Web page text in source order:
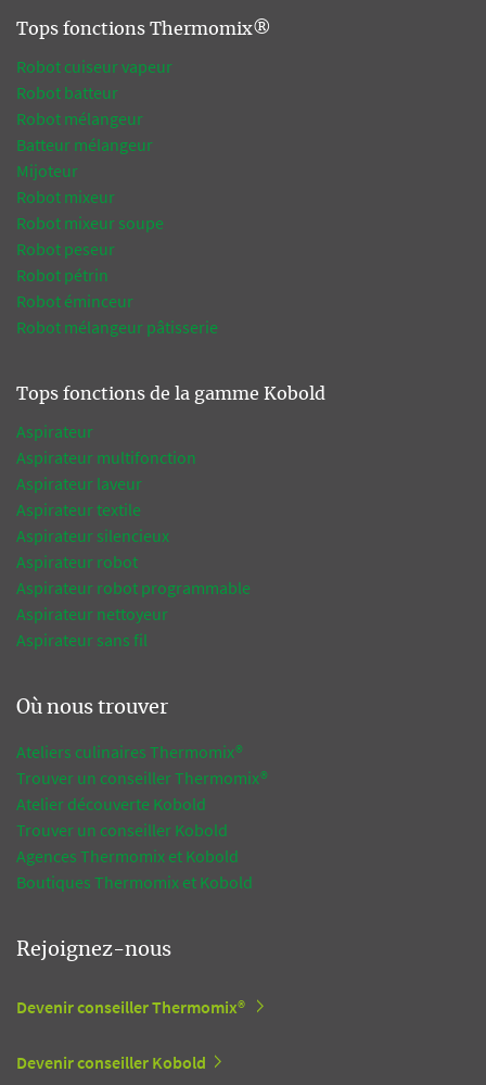
Tops fonctions Thermomix®
Robot cuiseur vapeur
Robot batteur
Robot mélangeur
Batteur mélangeur
Mijoteur
Robot mixeur
Robot mixeur soupe
Robot peseur
Robot pétrin
Robot éminceur
Robot mélangeur pâtisserie
Tops fonctions de la gamme Kobold
Aspirateur
Aspirateur multifonction
Aspirateur laveur
Aspirateur textile
Aspirateur silencieux
Aspirateur robot
Aspirateur robot programmable
Aspirateur nettoyeur
Aspirateur sans fil
Où nous trouver
Ateliers culinaires Thermomix®
Trouver un conseiller Thermomix®
Atelier découverte Kobold
Trouver un conseiller Kobold
Agences Thermomix et Kobold
Boutiques Thermomix et Kobold
Rejoignez-nous
Devenir conseiller Thermomix®
Devenir conseiller Kobold